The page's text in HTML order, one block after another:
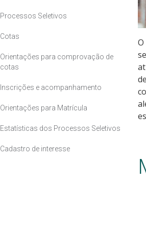
Processos Seletivos
Cotas
Orientações para comprovação de
cotas
Inscrições e acompanhamento
Orientações para Matrícula
Estatísticas dos Processos Seletivos
Cadastro de interesse